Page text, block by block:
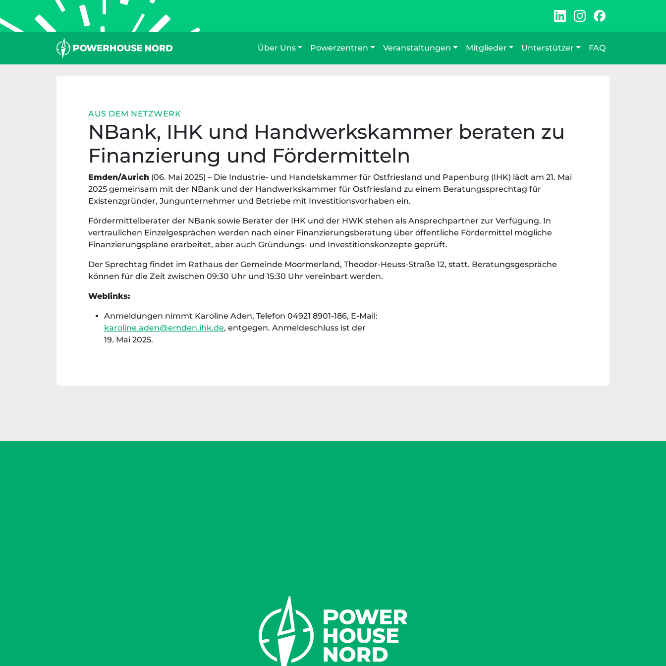
Inhalt
springen
Über Uns
Powerzentren Veranstaltungen Mitglieder Unterstützer FAQ
AUS DEM NETZWERK
NBank, IHK und Handwerkskammer beraten zu
Finanzierung und Fördermitteln
Emden/Aurich (06. Mai 2025) – Die Industrie- und Handelskammer für Ostfriesland und Papenburg (IHK) lädt am 21. Mai
2025 gemeinsam mit der NBank und der Handwerkskammer für Ostfriesland zu einem Beratungssprechtag für
Existenzgründer, Jungunternehmer und Betriebe mit Investitionsvorhaben ein.
Fördermittelberater der NBank sowie Berater der IHK und der HWK stehen als Ansprechpartner zur Verfügung. In
vertraulichen Einzelgesprächen werden nach einer Finanzierungsberatung über öffentliche Fördermittel mögliche
Finanzierungspläne erarbeitet, aber auch Gründungs- und Investitionskonzepte geprüft.
Der Sprechtag findet im Rathaus der Gemeinde Moormerland, Theodor-Heuss-Straße 12, statt. Beratungsgespräche
können für die Zeit zwischen 09:30 Uhr und 15:30 Uhr vereinbart werden.
Weblinks:
Anmeldungen nimmt Karoline Aden, Telefon 04921 8901-186, E-Mail:
karoline.aden@emden.ihk.de, entgegen. Anmeldeschluss ist der
19. Mai 2025.